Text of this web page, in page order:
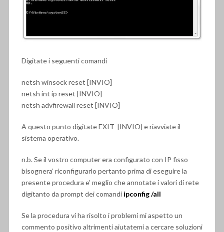
Digitate i seguenti comandi
netsh winsock reset [INVIO]
netsh int ip reset [INVIO]
netsh advfirewall reset [INVIO]
A questo punto digitate EXIT [INVIO] e riavviate il
sistema operativo.
n.b. Se il vostro computer era configurato con IP fisso
bisognera’ riconfigurarlo pertanto prima di eseguire la
presente procedura e’ meglio che annotate i valori di rete
digitanto da prompt dei comandi ipconfig /all
Se la procedura vi ha risolto i problemi mi aspetto un
commento positivo altrimenti aiutatemi a cercare soluzioni